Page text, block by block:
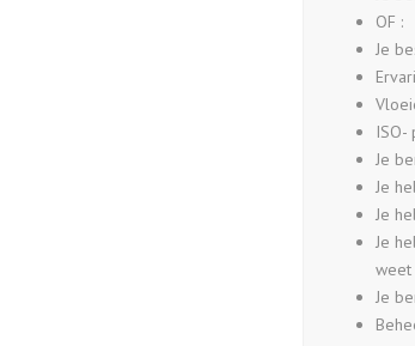
OF :
Je
Je
Je
Je
Je
weet
Je